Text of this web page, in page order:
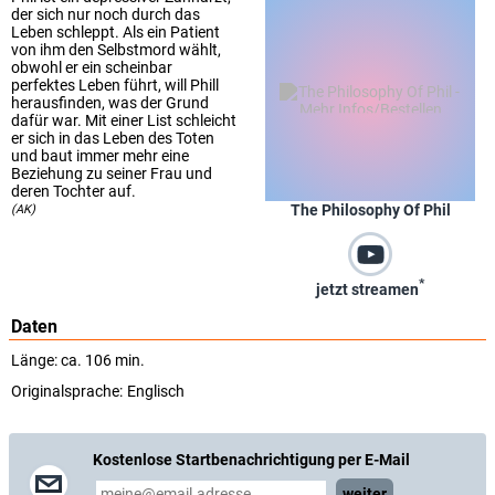
The Philosophy Of Phil
jetzt streamen*
der sich nur noch durch das
Leben schleppt. Als ein Patient
von ihm den Selbstmord wählt,
obwohl er ein scheinbar
perfektes Leben führt, will Phill
herausfinden, was der Grund
dafür war. Mit einer List schleicht
er sich in das Leben des Toten
und baut immer mehr eine
Beziehung zu seiner Frau und
deren Tochter auf.
(AK)
Daten
Länge: ca. 106 min.
Originalsprache: Englisch
Kostenlose Startbenachrichtigung per E-Mail